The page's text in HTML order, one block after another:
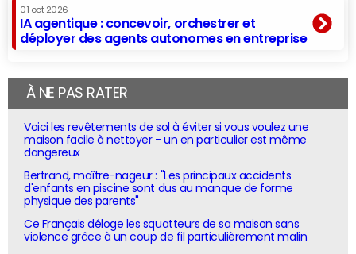
01 oct 2026
IA agentique : concevoir, orchestrer et
déployer des agents autonomes en entreprise
À NE PAS RATER
Voici les revêtements de sol à éviter si vous voulez une
maison facile à nettoyer - un en particulier est même
dangereux
Bertrand, maître-nageur : "Les principaux accidents
d'enfants en piscine sont dus au manque de forme
physique des parents"
Ce Français déloge les squatteurs de sa maison sans
violence grâce à un coup de fil particulièrement malin